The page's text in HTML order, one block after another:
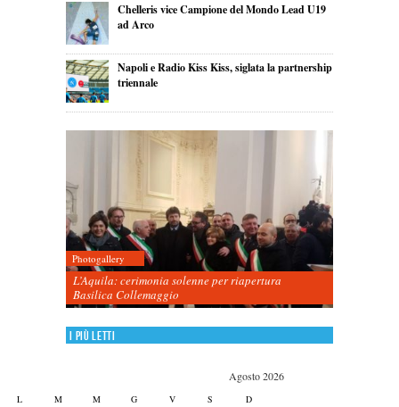
Chelleris vice Campione del Mondo Lead U19
ad Arco
Napoli e Radio Kiss Kiss, siglata la partnership
triennale
Photogallery
L’Aquila: cerimonia solenne per riapertura
Basilica Collemaggio
I più letti
Agosto 2026
L M M G V S D